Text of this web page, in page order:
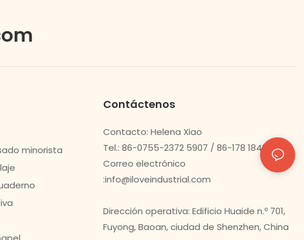
minorista
Contáctenos
Contacto: Helena Xiao
Tel.: 86-0755-2372 5907 / 86-178 1840 0478
Correo electrónico
:info@iloveindustrial.com
Dirección operativa: Edificio Huaide n.º 701,
Fuyong, Baoan, ciudad de Shenzhen, China